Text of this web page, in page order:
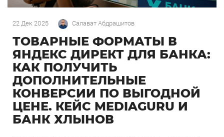
22 Дек 2025 Салават Абдрашитов
ТОВАРНЫЕ ФОРМАТЫ В
ЯНДЕКС ДИРЕКТ ДЛЯ БАНКА:
КАК ПОЛУЧИТЬ
ДОПОЛНИТЕЛЬНЫЕ
КОНВЕРСИИ ПО ВЫГОДНОЙ
ЦЕНЕ. КЕЙС MEDIAGURU И
БАНК ХЛЫНОВ